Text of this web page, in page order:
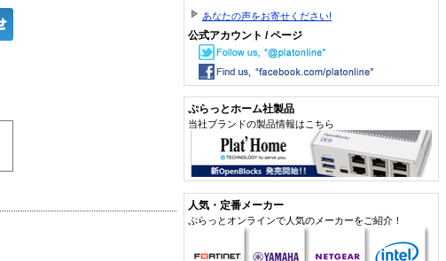
あなたの声をお寄せください!
公式アカウント / ページ
ぷらっとホーム社製品
当社ブランドの製品情報はこちら
人気・定番メーカー
ぷらっとオンラインで人気のメーカーをご紹介！